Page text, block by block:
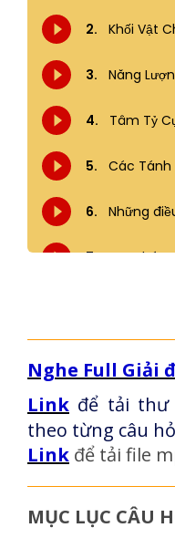
Nghe Full Giải
Link để tải thư
theo từng câu
Link để tải file
MỤC LỤC CÂU